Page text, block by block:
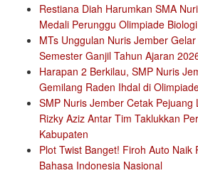
Restiana Diah Harumkan SMA
Medali Perunggu Olimpiade
MTs Unggulan Nuris Jember
Semester Ganjil Tahun Ajaran
Harapan 2 Berkilau, SMP Nuris
Gemilang Raden Ihdal di
SMP Nuris Jember Cetak Pejuang
Rizky Aziz Antar Tim Taklukkan
Kabupaten
Plot Twist Banget! Firoh Auto Naik
Bahasa Indonesia Nasional